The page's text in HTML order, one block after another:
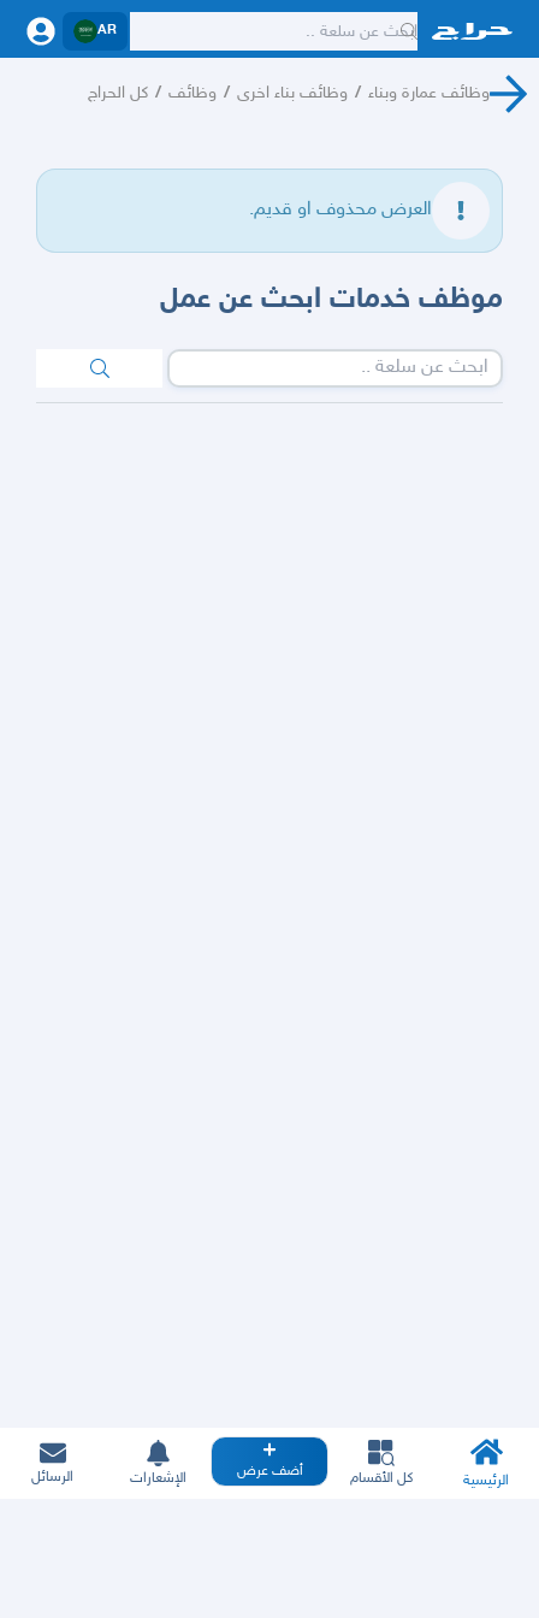
AR
وظائف عمارة وبناء / وظائف بناء اخرى / وظائف / كل الحراج
العرض محذوف او قديم.
موظف خدمات ابحث عن عمل
الرئيسية كل الأقسام أضف عرض الإشعارات الرسائل